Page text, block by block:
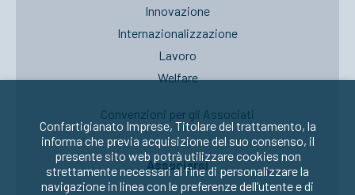
Innovazione
Internazionalizzazione
Lavoro
Welfare
Convenzioni per gli Associati
Associarsi
Confartigianato Imprese, Titolare del trattamento, la
informa che previa acquisizione del suo consenso, il
presente sito web potrà utilizzare cookies non
strettamente necessari al fine di personalizzare la
navigazione in linea con le preferenze dell’utente e di